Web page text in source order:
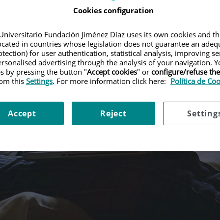
información, queremos invitarle a registrarse en el "portal del
citas futuras, podrá consultar su historia clínica, sus analíticas
adicional.
de paciente. De esta manera podrá tener información sobre
revisiones con pediatría o por ejemplo calendario de
Cookies configuration
Fundación Jiménez Díaz uses its own cookies and
in countries whose legislation does not guarantee an
for user authentication, statistical analysis, improving
advertising through the analysis of your navigation.
by pressing the button "Accept cookies" or configure/refuse
thisSettings. For more information click here: Política de
Reject
Accept